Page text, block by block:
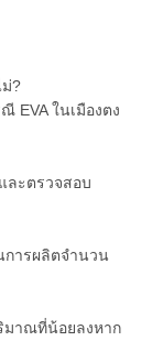
?
EVA ในเมืองตง
ละตรวจสอบ
การผลิตจำนวน
มาณที่น้อยลงหาก